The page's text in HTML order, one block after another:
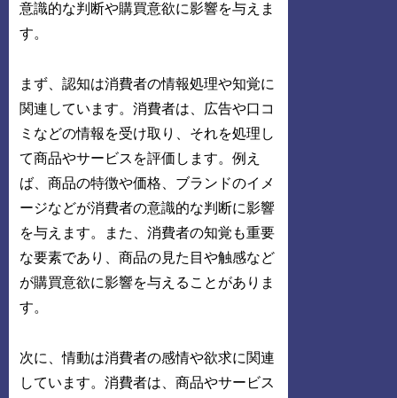
意識的な判断や購買意欲に影響を与えま
す。
まず、認知は消費者の情報処理や知覚に
関連しています。消費者は、広告や口コ
ミなどの情報を受け取り、それを処理し
て商品やサービスを評価します。例え
ば、商品の特徴や価格、ブランドのイメ
ージなどが消費者の意識的な判断に影響
を与えます。また、消費者の知覚も重要
な要素であり、商品の見た目や触感など
が購買意欲に影響を与えることがありま
す。
次に、情動は消費者の感情や欲求に関連
しています。消費者は、商品やサービス